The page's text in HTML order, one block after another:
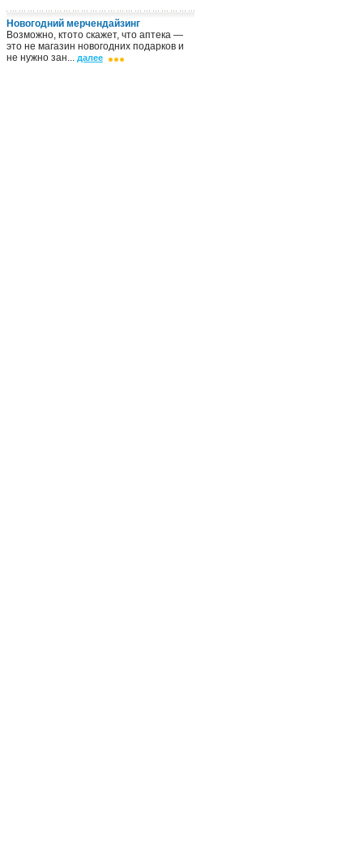
Новогодний мерчендайзинг
Возможно, кто­то скажет, что аптека —
это не магазин новогодних подарков и
не нужно зан... далее